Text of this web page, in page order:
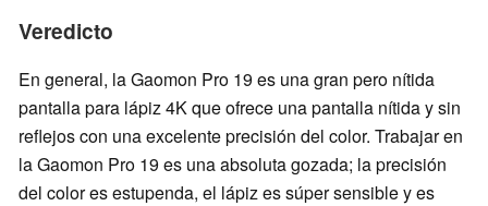
Veredicto
En general, la Gaomon Pro 19 es una gran pero nítida
pantalla para lápiz 4K que ofrece una pantalla nítida y sin
reflejos con una excelente precisión del color. Trabajar en
la Gaomon Pro 19 es una absoluta gozada; la precisión
del color es estupenda, el lápiz es súper sensible y es